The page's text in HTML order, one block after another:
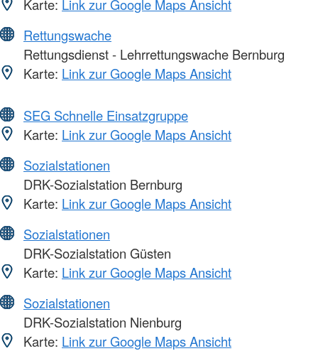
Karte: Link zur Google Maps Ansicht
Rettungswache
Rettungsdienst - Lehrrettungswache Bernburg
Karte: Link zur Google Maps Ansicht
SEG Schnelle Einsatzgruppe
Karte: Link zur Google Maps Ansicht
Sozialstationen
DRK-Sozialstation Bernburg
Karte: Link zur Google Maps Ansicht
Sozialstationen
DRK-Sozialstation Güsten
Karte: Link zur Google Maps Ansicht
Sozialstationen
DRK-Sozialstation Nienburg
Karte: Link zur Google Maps Ansicht